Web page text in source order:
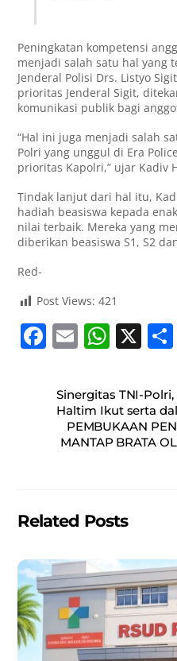
Peningkatan kompetensi
menjadi salah satu hal yang
Jenderal Polisi Drs. Listyo
prioritas Jenderal Sigit,
komunikasi publik bagi
“Hal ini juga menjadi salah
Polri yang unggul di Era
prioritas Kapolri,” ujar Kadiv
Tindak lanjut dari hal itu,
hadiah beasiswa kepada
nilai terbaik. Mereka yang
diberikan beasiswa S1, S2
Red-
Post Views: 421
F
c
e
b
k
E
ai
l
W
at
s
A
X
Sinergitas TNI-
Haltim Ikut serta
PEMBUKAAN
MANTAP BRATA
Related Posts